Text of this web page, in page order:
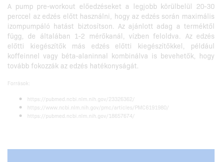
A pump pre-workout előedzéseket a legjobb körülbelül 20-30
perccel az edzés előtt használni, hogy az edzés során maximális
izompumpáló hatást biztosítson. Az ajánlott adag a terméktől
függ, de általában 1-2 mérőkanál, vízben feloldva. Az edzés
előtti kiegészítők más edzés előtti kiegészítőkkel, például
koffeinnel vagy béta-alaninnal kombinálva is bevehetők, hogy
tovább fokozzák az edzés hatékonyságát.
Források:
https://pubmed.ncbi.nlm.nih.gov/23326362/
https://www.ncbi.nlm.nih.gov/pmc/articles/PMC6191980/
https://pubmed.ncbi.nlm.nih.gov/18657674/